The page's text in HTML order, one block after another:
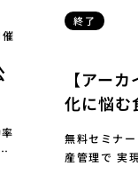
終了
【アー
化に悩む
社リグ
社共催セ
無料セミナ
産管理で 実